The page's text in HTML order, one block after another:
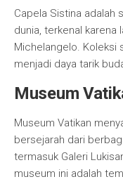
Capela Sistina adalah
dunia, terkenal karena
Michelangelo. Koleksi
menjadi daya tarik
Museum
Museum Vatikan
bersejarah dari
termasuk Galeri
museum ini adalah